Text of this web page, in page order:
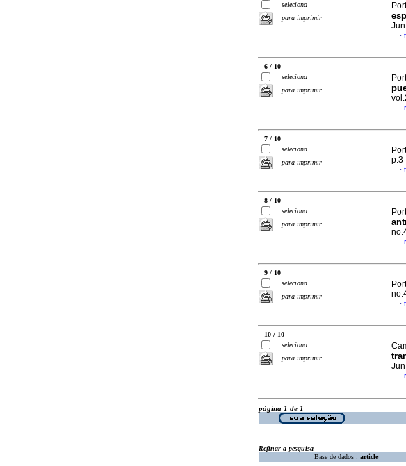
seleciona
para imprimir
·
6 / 10
seleciona
para imprimir
·
7 / 10
seleciona
para imprimir
·
8 / 10
seleciona
para imprimir
·
9 / 10
seleciona
para imprimir
·
10 / 10
seleciona
para imprimir
·
página 1 de 1
Refinar a pesquisa
Base de dados : article